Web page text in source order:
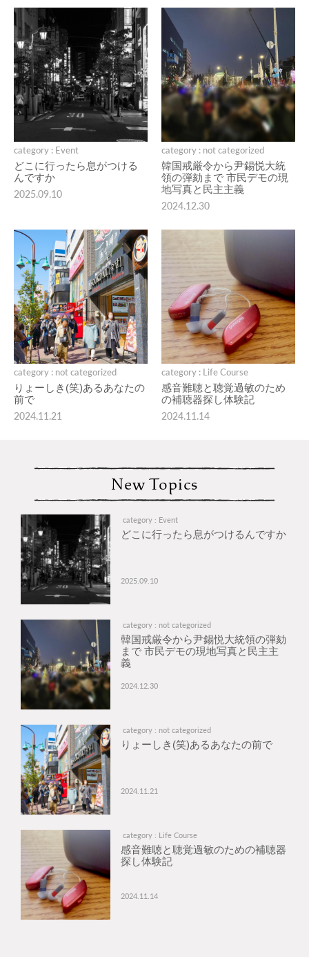
category : Event
どこに行ったら息がつける
んですか
2025.09.10
category : not categorized
韓国戒厳令から尹錫悦大統
領の弾劾まで 市民デモの現
地写真と民主主義
2024.12.30
category : not categorized
りょーしき(笑)あるあなたの
前で
2024.11.21
category : Life Course
感音難聴と聴覚過敏のため
の補聴器探し体験記
2024.11.14
New Topics
category : Event
どこに行ったら息がつけるんですか
2025.09.10
category : not categorized
韓国戒厳令から尹錫悦大統領の弾劾
まで 市民デモの現地写真と民主主
義
2024.12.30
category : not categorized
りょーしき(笑)あるあなたの前で
2024.11.21
category : Life Course
感音難聴と聴覚過敏のための補聴器
探し体験記
2024.11.14